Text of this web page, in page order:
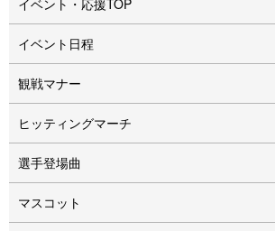
イベント⽇程
観戦マナー
ヒッティングマーチ
選手登場曲
マスコット